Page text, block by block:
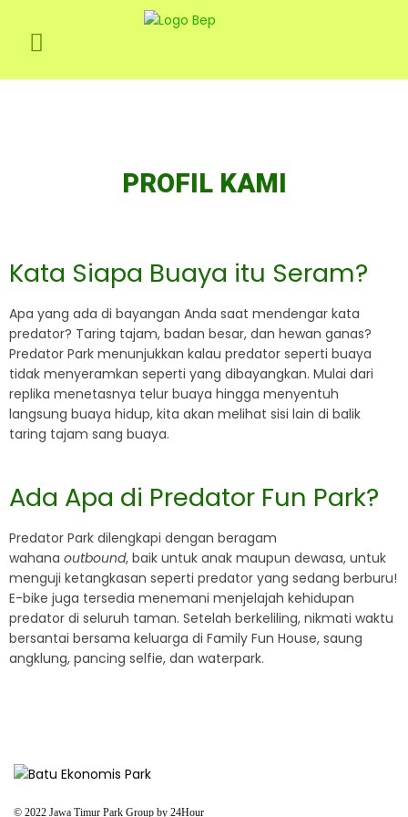
PROFIL KAMI
Kata Siapa Buaya itu Seram?
Apa yang ada di bayangan Anda saat mendengar kata
predator? Taring tajam, badan besar, dan hewan ganas?
Predator Park menunjukkan kalau predator seperti buaya
tidak menyeramkan seperti yang dibayangkan. Mulai dari
replika menetasnya telur buaya hingga menyentuh
langsung buaya hidup, kita akan melihat sisi lain di balik
taring tajam sang buaya.
Ada Apa di Predator Fun Park?
Predator Park dilengkapi dengan beragam
wahana outbound, baik untuk anak maupun dewasa, untuk
menguji ketangkasan seperti predator yang sedang berburu!
E-bike juga tersedia menemani menjelajah kehidupan
predator di seluruh taman. Setelah berkeliling, nikmati waktu
bersantai bersama keluarga di Family Fun House, saung
angklung, pancing selfie, dan waterpark.
© 2022 Jawa Timur Park Group by 24Hour